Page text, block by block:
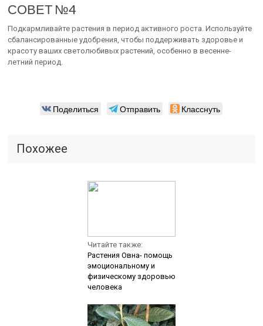
СОВЕТ №4
Подкармливайте растения в период активного роста. Используйте
сбалансированные удобрения, чтобы поддерживать здоровье и
красоту ваших светолюбивых растений, особенно в весенне-
летний период.
Поделиться Отправить Класснуть
Похожее
Читайте также:
Растения Овна- помощь
эмоциональному и
физическому здоровью
человека